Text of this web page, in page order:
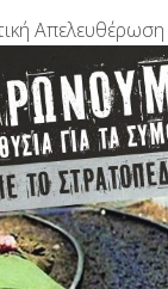
Απελευθέρωση